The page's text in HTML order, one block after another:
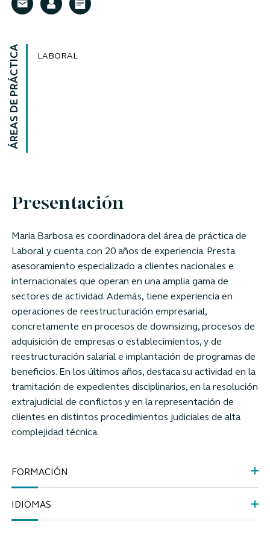
ÁREAS DE PRÁCTICA LABORAL
Presentación
Maria Barbosa es coordinadora del área de prácticade
Laboral y cuenta con 20 años de experiencia. Presta
asesoramiento especializado a clientes nacionales e
internacionales que operan en una amplia gama de
sectores de actividad. Además, tiene experiencia en
operaciones de reestructuración empresarial,
concretamente en procesos de downsizing, procesos de
adquisición de empresas o establecimientos, y de
reestructuración salarial e implantación de programas de
beneficios. En los últimos años, destaca su actividad en la
tramitación de expedientes disciplinarios, en la resolución
extrajudicial de conflictos y en la representación de
clientes en distintos procedimientos judiciales de alta
complejidad técnica.
FORMACIÓN
IDIOMAS